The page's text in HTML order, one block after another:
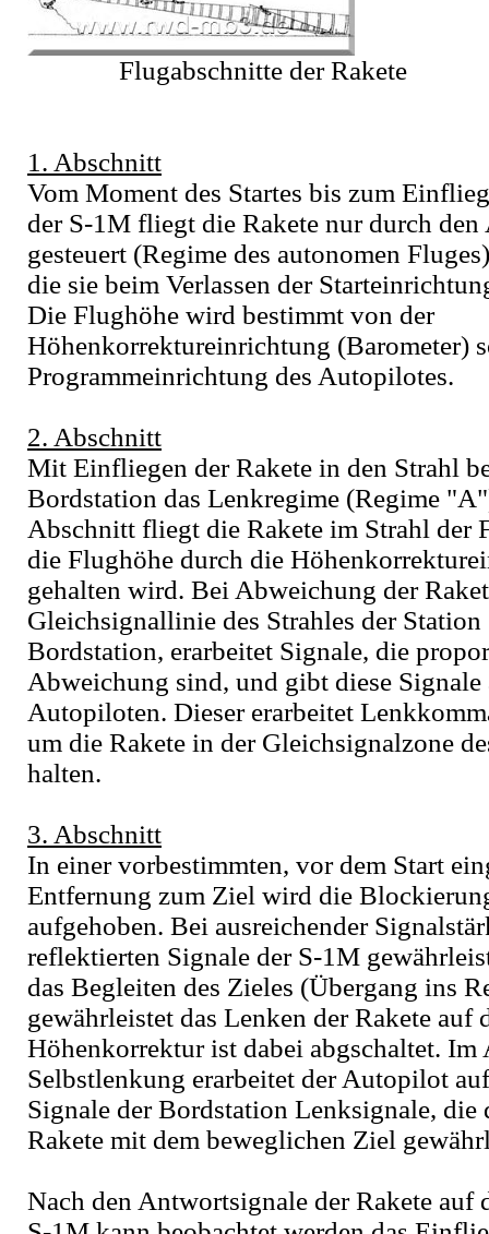
Flugabschnitte der Rakete
1. Abschnitt
Vom Moment des Startes bis zum
der S-1M fliegt die Rakete nur durch
gesteuert (Regime des autonomen
die sie beim Verlassen der
Die Flughöhe wird bestimmt von der
Höhenkorrektureinrichtung (Barometer)
Programmeinrichtung des Autopilotes.
2. Abschnitt
Mit Einfliegen der Rakete in den Strahl
Bordstation das Lenkregime (Regime
Abschnitt fliegt die Rakete im Strahl der
die Flughöhe durch die
gehalten wird. Bei Abweichung der
Gleichsignallinie des Strahles der
Bordstation, erarbeitet Signale, die
Abweichung sind, und gibt diese Signale
Autopiloten. Dieser erarbeitet
um die Rakete in der Gleichsignalzone
halten.
3. Abschnitt
In einer vorbestimmten, vor dem Start
Entfernung zum Ziel wird die
aufgehoben. Bei ausreichender
reflektierten Signale der S-1M
das Begleiten des Zieles (Übergang ins
gewährleistet das Lenken der Rakete auf
Höhenkorrektur ist dabei abgschaltet. Im
Selbstlenkung erarbeitet der Autopilot
Signale der Bordstation Lenksignale, die
Rakete mit dem beweglichen Ziel
Nach den Antwortsignale der Rakete auf